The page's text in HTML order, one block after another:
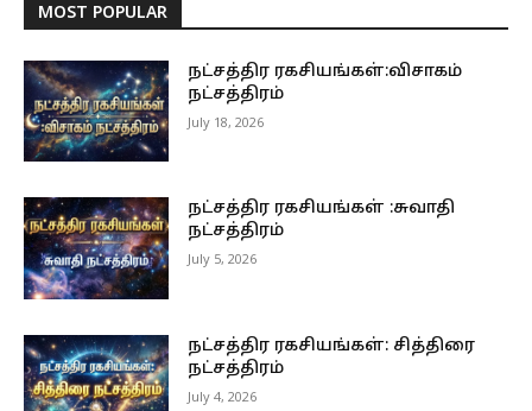
MOST POPULAR
நட்சத்திர ரகசியங்கள்:விசாகம்
நட்சத்திரம்
July 18, 2026
நட்சத்திர ரகசியங்கள் :சுவாதி
நட்சத்திரம்
July 5, 2026
நட்சத்திர ரகசியங்கள்: சித்திரை
நட்சத்திரம்
July 4, 2026